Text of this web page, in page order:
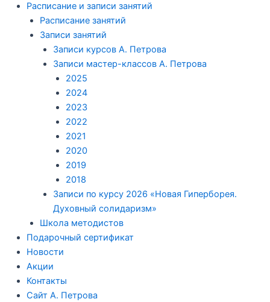
Расписание и записи занятий
Расписание занятий
Записи занятий
Записи курсов А. Петрова
Записи мастер-классов А. Петрова
2025
2024
2023
2022
2021
2020
2019
2018
Записи по курсу 2026 «Новая Гиперборея.
Духовный солидаризм»
Школа методистов
Подарочный сертификат
Новости
Акции
Контакты
Сайт А. Петрова